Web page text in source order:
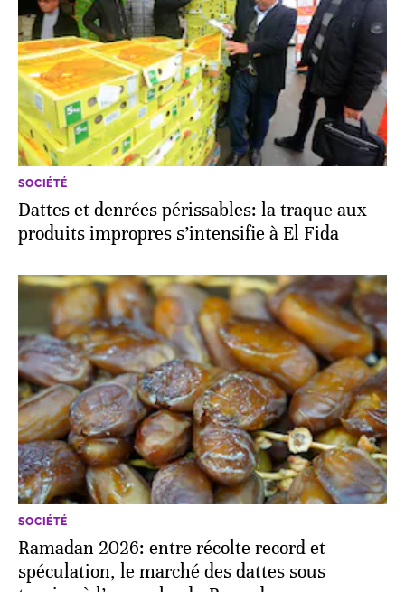
SOCIÉTÉ
Dattes et denrées périssables: la traque aux
produits impropres s’intensifie à El Fida
SOCIÉTÉ
Ramadan 2026: entre récolte record et
spéculation, le marché des dattes sous